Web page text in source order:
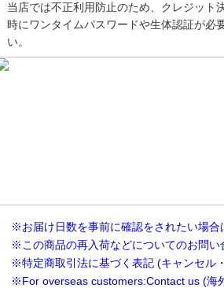
当店では不正利用防止のため、クレジット
時にワンタイムパスワードや生体認証が必
い。
※お届け日数を事前に確認をされたい場合
※この商品の再入荷などについてのお問い
※特定商取引法に基づく表記 (キャンセル
※For overseas customers:Contact us (海